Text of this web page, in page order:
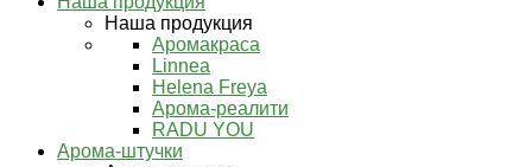
Наша продукция
Аромакраса
Linnea
Helena Freya
Арома-реалити
RADU YOU
Арома-штучки